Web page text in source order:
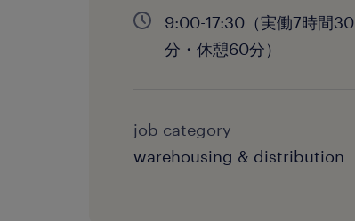
9:00-17:30（実働7時間30
分・休憩60分）
job category
warehousing & distribution